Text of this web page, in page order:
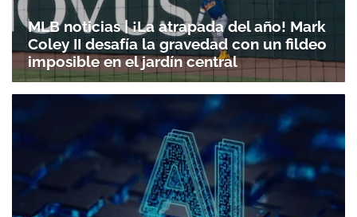
MLB noticias | ¡La atrapada del año! Mark
Coley II desafía la gravedad con un fildeo
imposible en el jardín central